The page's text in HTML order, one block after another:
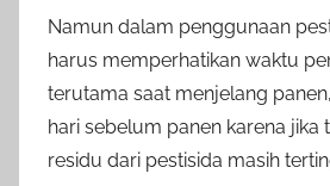
Namun dalam penggunaan
harus memperhatikan waktu
terutama saat menjelang
hari sebelum panen karena jika
residu dari pestisida masih